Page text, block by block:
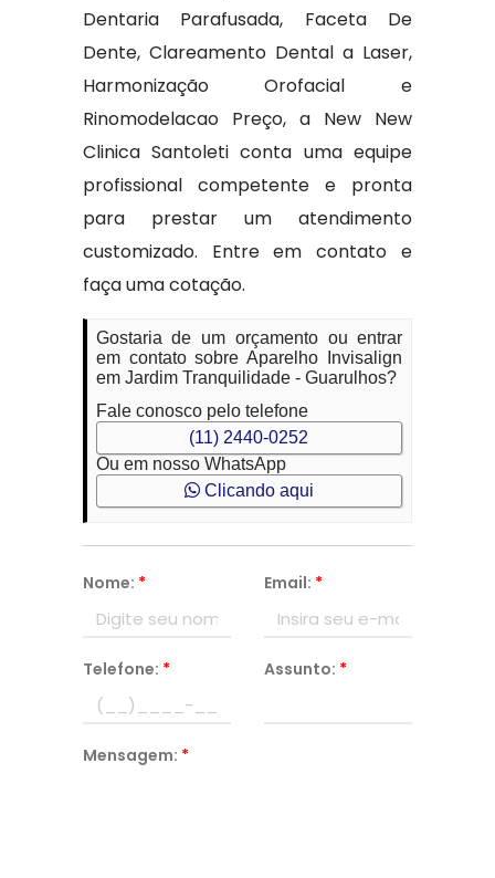
Dentaria Parafusada, Faceta De
Dente, Clareamento Dental a Laser,
Harmonização Orofacial e
Rinomodelacao Preço, a New New
Clinica Santoleti conta uma equipe
profissional competente e pronta
para prestar um atendimento
customizado. Entre em contato e
faça uma cotação.
Gostaria de um orçamento ou entrar
em contato sobre Aparelho Invisalign
em Jardim Tranquilidade - Guarulhos?
Fale conosco pelo telefone
(11) 2440-0252
Ou em nosso WhatsApp
Clicando aqui
Nome: * Email: *
Telefone: * Assunto: *
Mensagem: *